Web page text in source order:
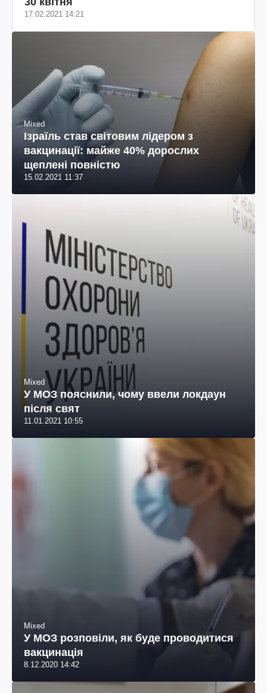
17.02.2021 14:21
Mixed
Ізраїль став світовим лідером з
вакцинації: майже 40% дорослих
щеплені повністю
15.02.2021 11:37
Mixed
У МОЗ пояснили, чому ввели локдаун
після свят
11.01.2021 10:55
Mixed
У МОЗ розповіли, як буде проводитися
вакцинація
8.12.2020 14:42